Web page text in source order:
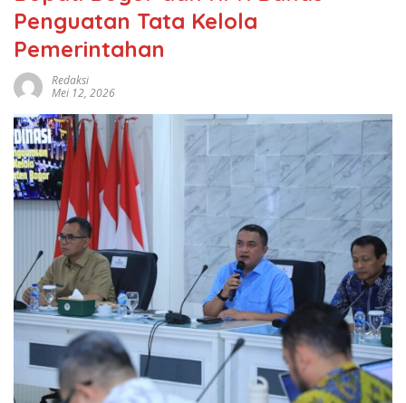
Penguatan Tata Kelola
Pemerintahan
Redaksi
Mei 12, 2026